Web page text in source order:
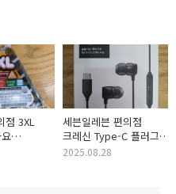
점 3XL
밥
세븐일레븐 편의점
크레신 Type-C 플러그
인이어 유선 이어폰
2025.08.28